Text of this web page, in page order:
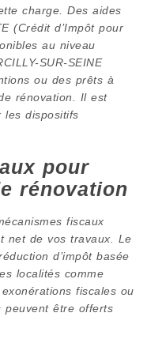
charge. Des aides
(Crédit d’Impôt pour
au niveau
SUR-SEINE
ou des prêts à
rénovation. Il est
les dispositifs
pour
rénovation
fiscaux
net de vos travaux. Le
d’impôt basée
localités comme
fiscales ou
peuvent être offerts